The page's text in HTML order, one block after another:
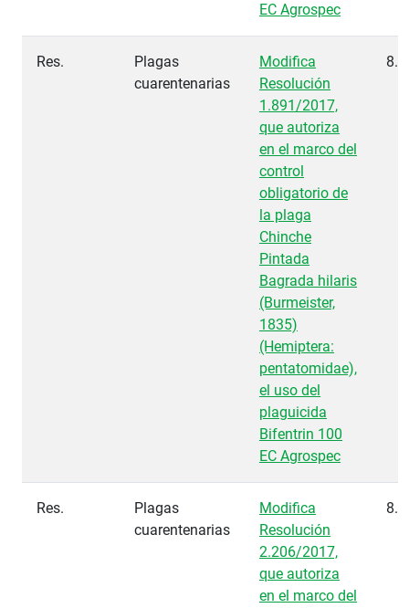
EC Agrospec
Res.
Plagas
cuarentenarias
Modifica
Resolución
1.891/2017,
que autoriza
en el marco del
control
obligatorio de
la plaga
Chinche
Pintada
Bagrada hilaris
(Burmeister,
1835)
(Hemiptera:
pentatomidae),
el uso del
plaguicida
Bifentrin 100
EC Agrospec
Res.
Plagas
cuarentenarias
Modifica
Resolución
2.206/2017,
que autoriza
en el marco del